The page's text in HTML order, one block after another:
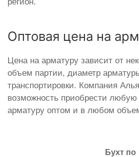
Оптовая цена на
Цена на арматуру зависит от
объем партии, диаметр
транспортировки. Компания
возможность приобрести любую
арматуру оптом и в любом
Бухт по